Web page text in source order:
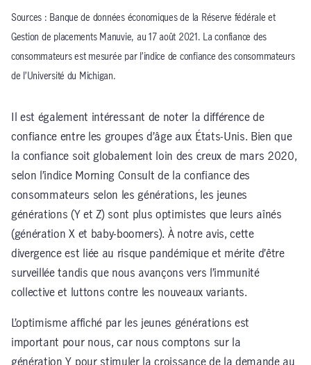
Sources : Banque de données économiques de la Réserve fédérale et
Gestion de placements Manuvie, au 17 août 2021. La confiance des
consommateurs est mesurée par l’indice de confiance des consommateurs
de l’Université du Michigan.
Il est également intéressant de noter la différence de
confiance entre les groupes d’âge aux États-Unis. Bien que
la confiance soit globalement loin des creux de mars 2020,
selon l’indice Morning Consult de la confiance des
consommateurs selon les générations, les jeunes
générations (Y et Z) sont plus optimistes que leurs aînés
(génération X et baby-boomers). À notre avis, cette
divergence est liée au risque pandémique et mérite d’être
surveillée tandis que nous avançons vers l’immunité
collective et luttons contre les nouveaux variants.
L’optimisme affiché par les jeunes générations est
important pour nous, car nous comptons sur la
génération Y pour stimuler la croissance de la demande au